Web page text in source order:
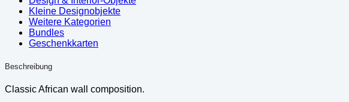
Kleine Designobjekte
Weitere Kategorien
Bundles
Geschenkkarten
Beschreibung
Classic African wall composition.